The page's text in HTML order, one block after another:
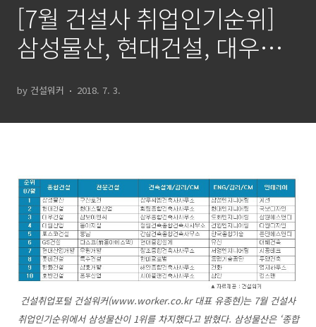
[7월 건설사 취업인기순위]
삼성물산, 현대건설, 대우건
by 건설워커 2018. 7. 3.
건설취업포털 건설워커(www.worker.co.kr 대표 유종현)는 7월 건설사
취업인기순위에서 삼성물산이 1위를 차지했다고 밝혔다. 삼성물산은 ‘종합